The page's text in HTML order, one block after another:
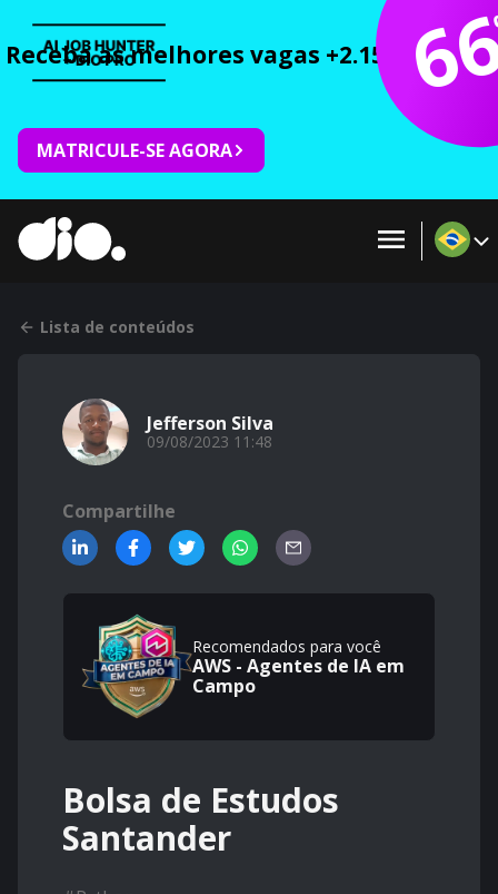
Receba as melhores vagas +2.150 cursos
MATRICULE-SE AGORA
Lista de conteúdos
Jefferson Silva
09/08/2023 11:48
Compartilhe
Recomendados para você
AWS - Agentes de IA em
Campo
Bolsa de Estudos
Santander